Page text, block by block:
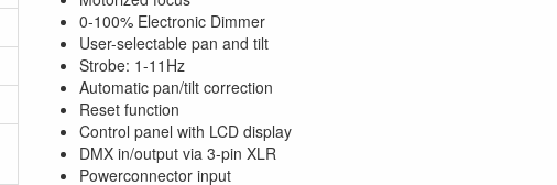
0-100% Electronic Dimmer
User-selectable pan and tilt
Strobe: 1-11Hz
Automatic pan/tilt correction
Reset function
Control panel with LCD display
DMX in/output via 3-pin XLR
Powerconnector input